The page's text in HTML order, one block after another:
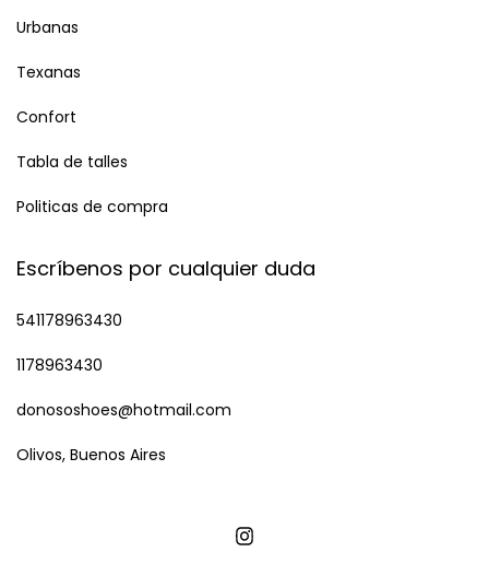
Urbanas
Texanas
Confort
Tabla de talles
Politicas de compra
Escríbenos por cualquier duda
541178963430
1178963430
donososhoes@hotmail.com
Olivos, Buenos Aires